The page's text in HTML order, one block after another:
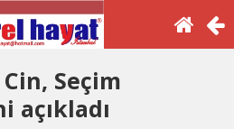
Seçim
açıkladı